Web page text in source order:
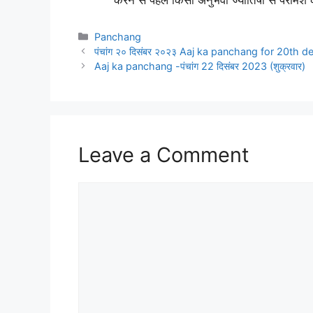
Categories
Panchang
पंचांग २० दिसंबर २०२३ Aaj ka panchang for 20th
Aaj ka panchang -पंचांग 22 दिसंबर 2023 (शुक्रवार)
Leave a Comment